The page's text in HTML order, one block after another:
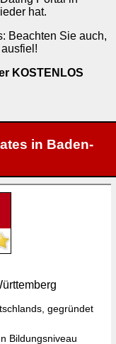
hat.
Beachten Sie auch,
KOSTENLOS
in Baden-
gegründet
Bildungsniveau